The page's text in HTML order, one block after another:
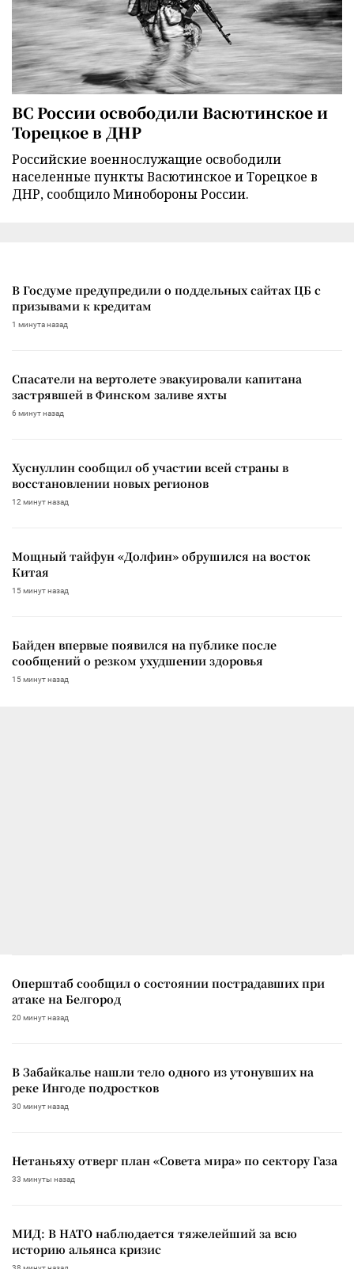
ВС России освободили Васютинское и
Торецкое в ДНР
Российские военнослужащие освободили
населенные пункты Васютинское и Торецкое в
ДНР, сообщило Минобороны России.
В Госдуме предупредили о поддельных сайтах ЦБ с
призывами к кредитам
1 минута назад
Спасатели на вертолете эвакуировали капитана
застрявшей в Финском заливе яхты
6 минут назад
Хуснуллин сообщил об участии всей страны в
восстановлении новых регионов
12 минут назад
Мощный тайфун «Долфин» обрушился на восток
Китая
15 минут назад
Байден впервые появился на публике после
сообщений о резком ухудшении здоровья
15 минут назад
Оперштаб сообщил о состоянии пострадавших при
атаке на Белгород
20 минут назад
В Забайкалье нашли тело одного из утонувших на
реке Ингоде подростков
30 минут назад
Нетаньяху отверг план «Совета мира» по сектору Газа
33 минуты назад
МИД: В НАТО наблюдается тяжелейший за всю
историю альянса кризис